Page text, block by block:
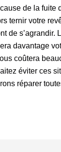
de la fuite
ternir votre
de
davantage
coûtera
éviter ces
réparer